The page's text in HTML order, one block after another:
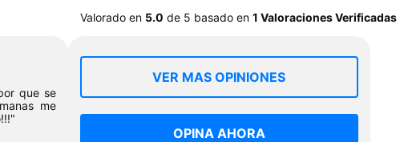
Valorado en 5.0 de 5 basado en 1 Valoraciones Verificadas
que se
me
VER MAS OPINIONES
OPINA AHORA